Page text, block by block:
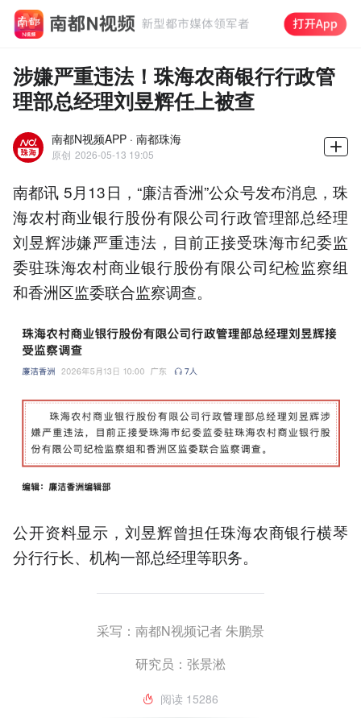
涉嫌严重违法！珠海农商银行行政管
理部总经理刘昱辉任上被查
南都N视频APP · 南都珠海
原创 2026-05-13 19:05
南都讯 5月13日，“廉洁香洲”公众号发布消息，珠
海农村商业银行股份有限公司行政管理部总经理
刘昱辉涉嫌严重违法，目前正接受珠海市纪委监
委驻珠海农村商业银行股份有限公司纪检监察组
和香洲区监委联合监察调查。
公开资料显示，刘昱辉曾担任珠海农商银行横琴
分行行长、机构一部总经理等职务。
采写：南都N视频记者 朱鹏景
研究员：张景淞
阅读 15286